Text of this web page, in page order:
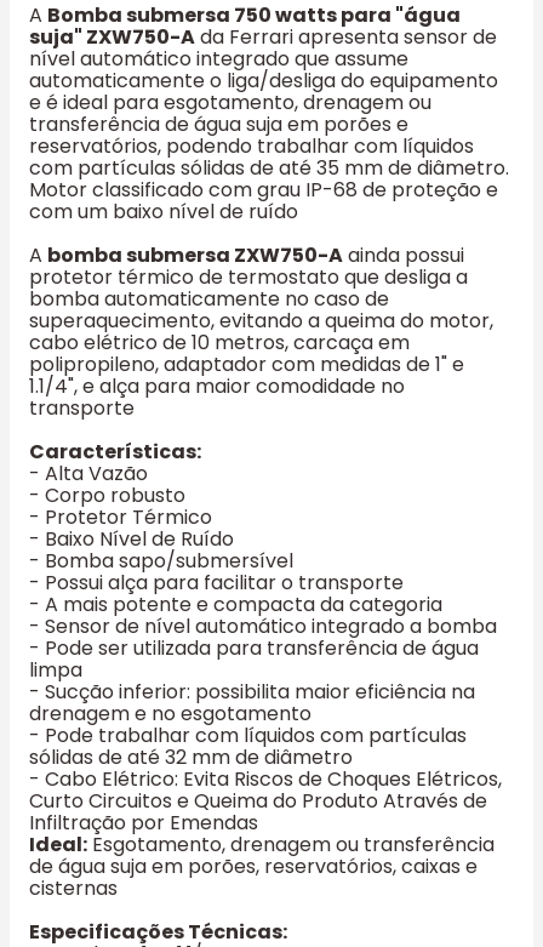
A Bomba submersa 750 watts para "água
suja" ZXW750-Ada Ferrari apresenta sensor de
nível automático integrado que assume
automaticamente o liga/desliga do equipamento
e é ideal para esgotamento, drenagem ou
transferência de água suja em porões e
reservatórios, podendo trabalhar com líquidos
com partículas sólidas de até 35 mm de diâmetro.
Motor classificado com grau IP-68 de proteção e
com um baixo nível de ruído
A bomba submersa ZXW750-Aainda possui
protetor térmico de termostato que desliga a
bomba automaticamente no caso de
superaquecimento, evitando a queima do motor,
cabo elétrico de 10 metros, carcaça em
polipropileno, adaptador com medidas de 1" e
1.1/4", e alça para maior comodidade no
transporte
Características:
- Alta Vazão
- Corpo robusto
- Protetor Térmico
- Baixo Nível de Ruído
- Bomba sapo/submersível
- Possui alça para facilitar o transporte
- A mais potente e compacta da categoria
- Sensor de nível automático integrado a bomba
- Pode ser utilizada para transferência de água
limpa
- Sucção inferior: possibilita maior eficiência na
drenagem e no esgotamento
- Pode trabalhar com líquidos com partículas
sólidas de até 32 mm de diâmetro
- Cabo Elétrico: Evita Riscos de Choques Elétricos,
Curto Circuitos e Queima do Produto Através de
Infiltração por Emendas
Ideal: Esgotamento, drenagem ou transferência
de água suja em porões, reservatórios, caixas e
cisternas
Especificações Técnicas: